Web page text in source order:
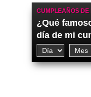
CUMPLEAÑOS DE
¿Qué
día de mi